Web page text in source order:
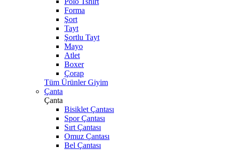
Forma
Şort
Tayt
Şortlu Tayt
Mayo
Atlet
Boxer
Çorap
Tüm Ürünler Giyim
Çanta
Çanta
Bisiklet Çantası
Spor Çantası
Sırt Çantası
Omuz Çantası
Bel Çantası